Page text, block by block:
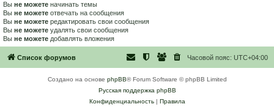
Вы не можете начинать темы
Вы не можете отвечать на сообщения
Вы не можете редактировать свои сообщения
Вы не можете удалять свои сообщения
Вы не можете добавлять вложения
Список форумов Часовой пояс: UTC+04:00
Создано на основе phpBB® Forum Software © phpBB Limited
Русская поддержка phpBB
Конфиденциальность| Правила